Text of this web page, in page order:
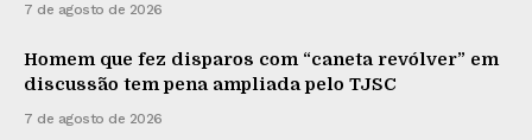
7 de agosto de 2026
Homem que fez disparos com “caneta revólver” em
discussão tem pena ampliada pelo TJSC
7 de agosto de 2026